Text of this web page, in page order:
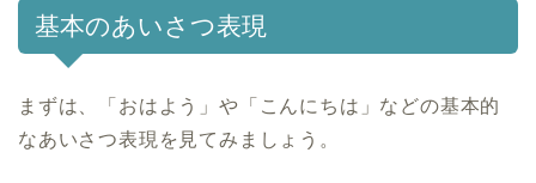
基本のあいさつ表現
まずは、「おはよう」や「こんにちは」などの基本的
なあいさつ表現を見てみましょう。